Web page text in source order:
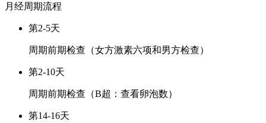
月经周期流程
第2-5天
周期前期检查（女方激素六项和男方检查）
第2-10天
周期前期检查（B超：查看卵泡数）
第14-16天